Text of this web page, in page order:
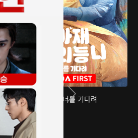
아재저리등니 : 너를 기다려